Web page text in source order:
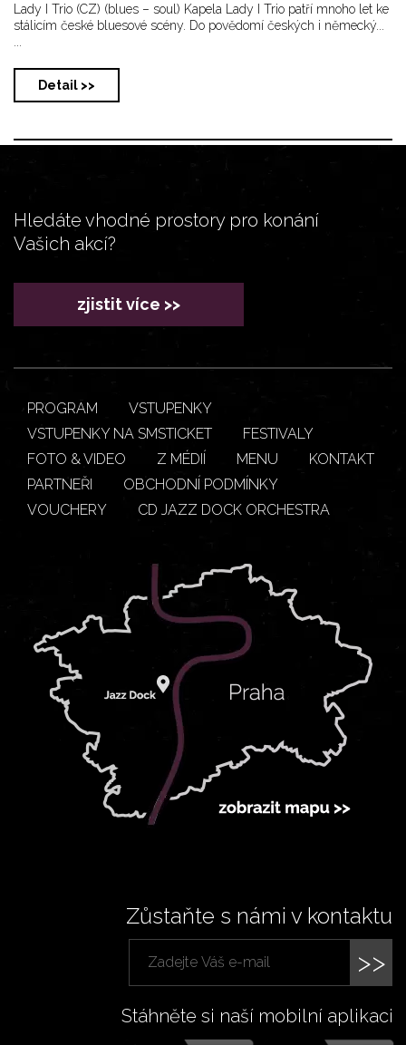
Lady I Trio (CZ) (blues – soul) Kapela Lady I Trio patří mnoho let ke
stálicím české bluesové scény. Do povědomí českých i německý...
Detail >>
Hledáte vhodné prostory pro konání
Vašich akcí?
zjistit více >>
PROGRAM
VSTUPENKY
VSTUPENKY NA SMSTICKET
FESTIVALY
FOTO & VIDEO
Z MÉDIÍ MENU
KONTAKT
PARTNEŘI
OBCHODNÍ PODMÍNKY
VOUCHERY
CD JAZZ DOCK ORCHESTRA
Zůstaňte s námi v kontaktu
>>
Stáhněte si naší mobilní aplikaci